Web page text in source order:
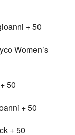
+ 50
Women’s
+ 50
+ 50
+ 50